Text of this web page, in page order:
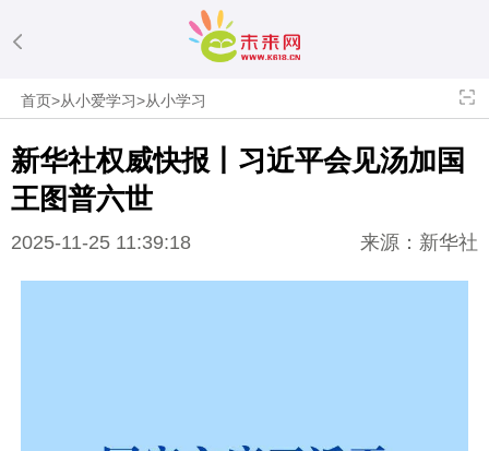
首页>从小爱学习>从小学习
新华社权威快报丨 习近平会见汤加国
王图普六世
2025-11-25 11:39:18 来源：新华社